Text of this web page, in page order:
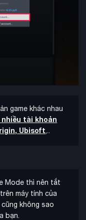
game khác nhau
tài khoản
Ubisoft,..
Mode thì nên tắt
trên máy tính của
không sao
bạn.